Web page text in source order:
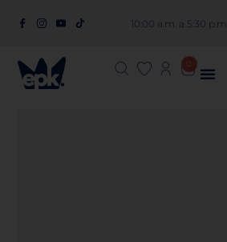
10:00 a.m. a 5:30 p.m.